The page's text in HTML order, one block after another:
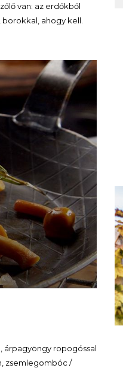
van: az erdőkből
ahogy kell.
árpagyöngy ropogóssal
zsemlegombóc /